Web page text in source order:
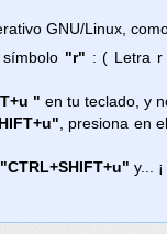
GNU/Linux,
"r" : ( Letra r
" en tu teclado, y
, presiona en
"CTRL+SHIFT+u" y...